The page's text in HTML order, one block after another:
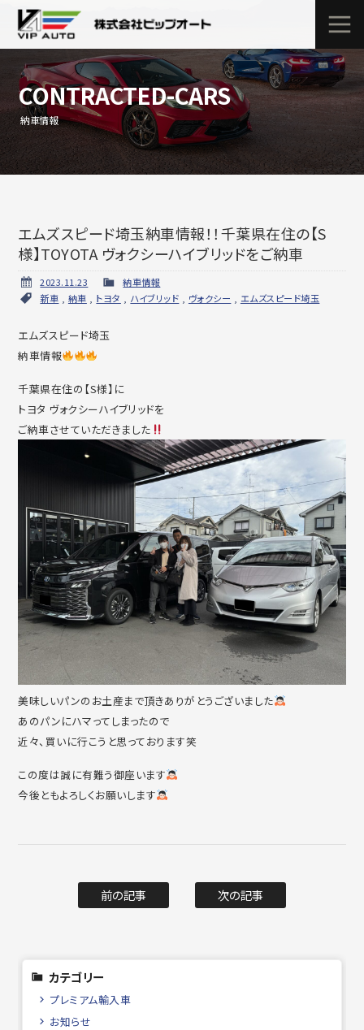
CONTRACTED-CARS
納車情報
エムズスピード埼玉納車情報！！千葉県在住の【S
様】TOYOTA ヴォクシーハイブリッドをご納車
2023.11.23
納車情報
新車
納車 トヨタ ハイブリッド ヴォクシー エムズスピード埼玉
エムズスピード埼玉
納車情報
千葉県在住の【S様】に
トヨタ ヴォクシーハイブリッドを
ご納車させていただきました
美味しいパンのお土産まで頂きありがとうございました
あのパンにハマってしまったので
近々、買いに行こうと思っております笑
この度は誠に有難う御座います
今後ともよろしくお願いします
前の記事 次の記事
カテゴリー
プレミアム輸入車
お知らせ